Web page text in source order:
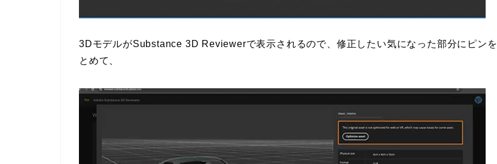
3DモデルがSubstance 3D Reviewerで表示されるので、修正したい気になった部分にピンを
とめて、